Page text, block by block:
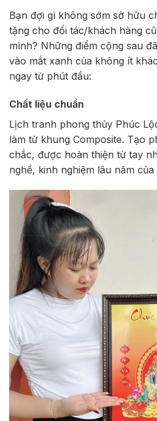
Bạn đợi gì không sớm sở hữu
tặng cho đối tác/khách hàng
mình? Những điểm cộng sau
vào mắt xanh của không ít
ngay từ phút đầu:
Chất liệu chuẩn
Lịch tranh phong thủy Phúc
làm từ khung Composite. Tạo
chắc, được hoàn thiện từ tay
nghề, kinh nghiệm lâu năm của